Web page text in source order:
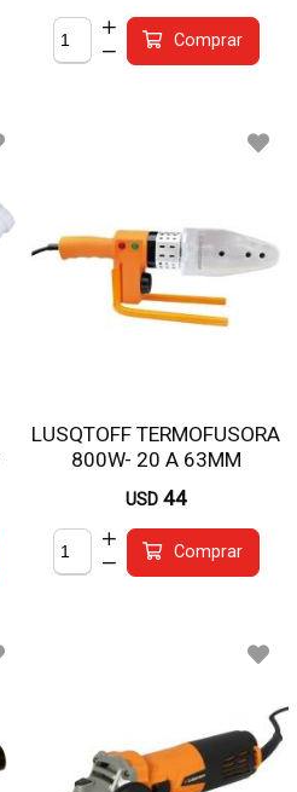
Comprar
LUSQTOFF TERMOFUSORA
800W- 20 A 63MM
USD 44
Comprar